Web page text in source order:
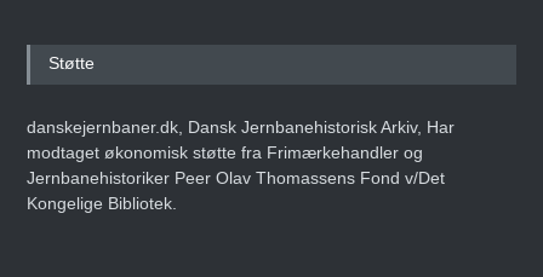
Støtte
danskejernbaner.dk, Dansk Jernbanehistorisk Arkiv, Har
modtaget økonomisk støtte fra Frimærkehandler og
Jernbanehistoriker Peer Olav Thomassens Fond v/Det
Kongelige Bibliotek.